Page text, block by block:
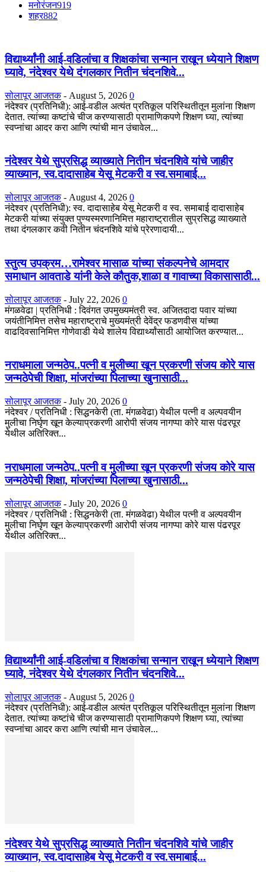
मनोरंजन919
शहर882
विद्यार्थ्यांनी आई-वडिलांचा व शिक्षकांचा सन्मान राखून ध्येयाने शिक्षण
घ्यावे, नंदेश्वर येथे दंगलकार नितीन चंदनशिवे...
सोलापूर आजतक - August 5, 2026 0
नंदेश्वर (प्रतिनिधी): आई-वडील अत्यंत प्रतिकूल परिस्थितीतून मुलांना शिक्षण
देतात. त्यांच्या कष्टांचे चीज करण्यासाठी प्रामाणिकपणे शिक्षण घ्या, त्यांच्या
स्वप्नांचा आदर करा आणि त्यांची मान उंचावेल...
नंदेश्वर येथे सुप्रसिद्ध व्याख्याते नितीन चंदनशिवे यांचे जाहीर
व्याख्यान, स्व.दादासाहेब येसू मेटकरी व स्व.समाबाई...
सोलापूर आजतक - August 4, 2026 0
नंदेश्वर (प्रतिनिधी): स्व. दादासाहेब येसू मेटकरी व स्व. समाबाई दादासाहेब
मेटकरी यांच्या संयुक्त पुण्यस्मरणानिमित्त महाराष्ट्रातील सुप्रसिद्ध व्याख्याते
तथा दंगलकार कवी नितीन चंदनशिवे यांचे प्रेरणादायी...
स्तुत्य उपक्रम…रामेश्वर मासाळ यांच्या संकल्पनेचे आमदार
समाधान आवताडे यांनी केले कौतुक,शाळा व गावाच्या विकासासाठी...
सोलापूर आजतक - July 22, 2026 0
मंगळवेढा | प्रतिनिधी : दिवंगत उपमुख्यमंत्री स्व. अजितदादा पवार यांच्या
जयंतीनिमित्त तसेच महाराष्ट्राचे मुख्यमंत्री देवेंद्र फडणवीस यांच्या
वाढदिवसानिमित्त गोणेवाडी येथे शालेय विद्यार्थ्यांसाठी आयोजित करण्यात...
नराधमाला जन्मठेप..पत्नी व मुलीच्या खून प्रकरणी संजय कोरे यास
जन्मठेपेची शिक्षा, मांजरांच्या पिलाच्या खुनासाठी...
सोलापूर आजतक - July 20, 2026 0
नंदेश्वर / प्रतिनिधी : सिद्धनकेरी (ता. मंगळवेढा) येथील पत्नी व अल्पवयीन
मुलीचा निर्घृण खून केल्याप्रकरणी आरोपी संजय नागप्पा कोरे यास पंढरपूर
येथील अतिरिक्त...
नराधमाला जन्मठेप..पत्नी व मुलीच्या खून प्रकरणी संजय कोरे यास
जन्मठेपेची शिक्षा, मांजरांच्या पिलाच्या खुनासाठी...
सोलापूर आजतक - July 20, 2026 0
नंदेश्वर / प्रतिनिधी : सिद्धनकेरी (ता. मंगळवेढा) येथील पत्नी व अल्पवयीन
मुलीचा निर्घृण खून केल्याप्रकरणी आरोपी संजय नागप्पा कोरे यास पंढरपूर
येथील अतिरिक्त...
विद्यार्थ्यांनी आई-वडिलांचा व शिक्षकांचा सन्मान राखून ध्येयाने शिक्षण
घ्यावे, नंदेश्वर येथे दंगलकार नितीन चंदनशिवे...
सोलापूर आजतक - August 5, 2026 0
नंदेश्वर (प्रतिनिधी): आई-वडील अत्यंत प्रतिकूल परिस्थितीतून मुलांना शिक्षण
देतात. त्यांच्या कष्टांचे चीज करण्यासाठी प्रामाणिकपणे शिक्षण घ्या, त्यांच्या
स्वप्नांचा आदर करा आणि त्यांची मान उंचावेल...
नंदेश्वर येथे सुप्रसिद्ध व्याख्याते नितीन चंदनशिवे यांचे जाहीर
व्याख्यान, स्व.दादासाहेब येसू मेटकरी व स्व.समाबाई...